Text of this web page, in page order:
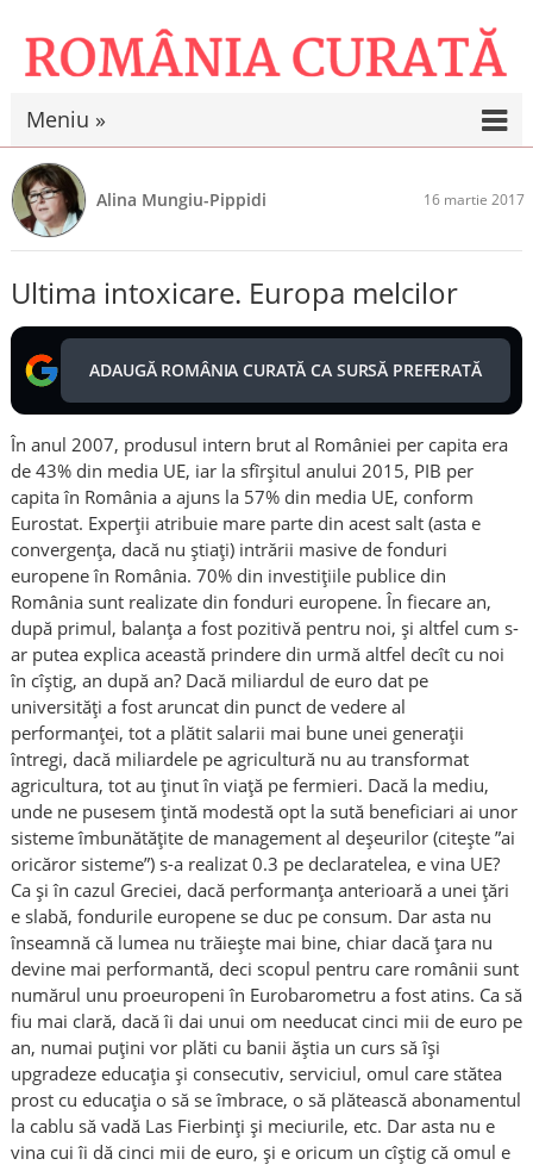
Meniu »
Alina Mungiu-Pippidi 16 martie 2017
Ultima intoxicare. Europa melcilor
ADAUGĂ ROMÂNIA CURATĂ CA SURSĂ PREFERATĂ
În anul 2007, produsul intern brut al României per capita era
de 43% din media UE, iar la sfîrșitul anului 2015, PIB per
capita în România a ajuns la 57% din media UE, conform
Eurostat. Experții atribuie mare parte din acest salt (asta e
convergența, dacă nu știați) intrării masive de fonduri
europene în România. 70% din investiţiile publice din
România sunt realizate din fonduri europene. În fiecare an,
după primul, balanța a fost pozitivă pentru noi, și altfel cum s-
ar putea explica această prindere din urmă altfel decît cu noi
în cîștig, an după an? Dacă miliardul de euro dat pe
universități a fost aruncat din punct de vedere al
performanței, tot a plătit salarii mai bune unei generații
întregi, dacă miliardele pe agricultură nu au transformat
agricultura, tot au ținut în viață pe fermieri. Dacă la mediu,
unde ne pusesem țintă modestă opt la sută beneficiari ai unor
sisteme îmbunătățite de management al deșeurilor (citește ”ai
oricăror sisteme”) s-a realizat 0.3 pe declaratelea, e vina UE?
Ca și în cazul Greciei, dacă performanța anterioară a unei țări
e slabă, fondurile europene se duc pe consum. Dar asta nu
înseamnă că lumea nu trăiește mai bine, chiar dacă țara nu
devine mai performantă, deci scopul pentru care românii sunt
numărul unu proeuropeni în Eurobarometru a fost atins. Ca să
fiu mai clară, dacă îi dai unui om needucat cinci mii de euro pe
an, numai puțini vor plăti cu banii ăștia un curs să își
upgradeze educația și consecutiv, serviciul, omul care stătea
prost cu educația o să se îmbrace, o să plătească abonamentul
la cablu să vadă Las Fierbinți și meciurile, etc. Dar asta nu e
vina cui îi dă cinci mii de euro, și e oricum un cîștig că omul e